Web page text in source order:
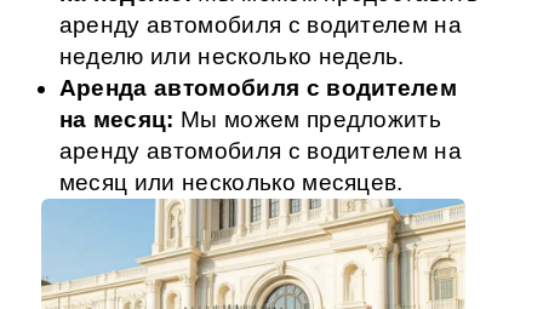
аренду автомобиля с водителем на
неделю или несколько недель.
Аренда автомобиля с водителем
на месяц: Мы можем предложить
аренду автомобиля с водителем на
месяц или несколько месяцев.